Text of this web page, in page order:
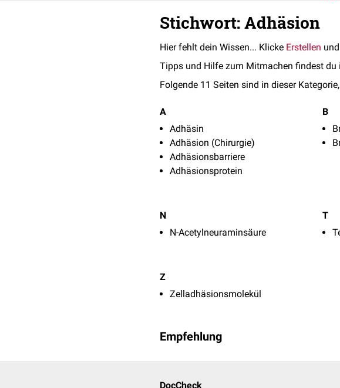
Stichwort: Adhäsion
Hier fehlt dein Wissen... Klicke Erstellen
Tipps und Hilfe zum Mitmachen findest du
Folgende 11 Seiten sind in dieser
A
Adhäsin
Adhäsion (Chirurgie)
Adhäsionsbarriere
Adhäsionsprotein
B
N
N-Acetylneuraminsäure
T
Z
Zelladhäsionsmolekül
Empfehlung
DocCheck